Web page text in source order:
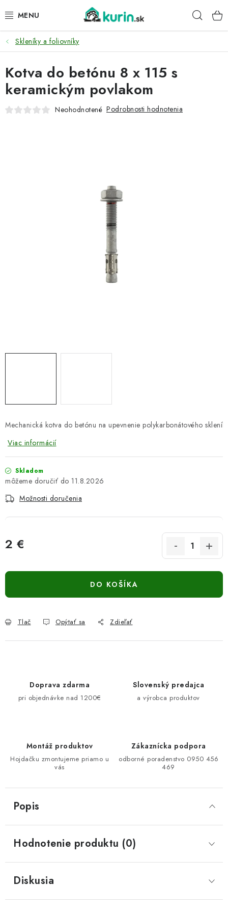
na
PRE HYDINU
PRE PSY
PRE ZAJACE
Doprava
Obchodné podmienky
Skleníky a foliovníky
Viac informácií
Skladom
11.8.2026
Možnosti doručenia
2 €
DO KOŠÍKA
Tlač Opýtať sa Zdieľať
Kotva do betónu 8 x 115 s
keramickým povlakom
Neohodnotené Podrobnosti hodnotenia
Doprava zdarma
pri objednávke nad 1200€
Slovenský predajca
a výrobca produktov
Montáž produktov
Hojdačku zmontujeme priamo u
vás
Zákaznícka podpora
odborné poradenstvo 0950 456
469
Popis
Hodnotenie produktu (0)
Diskusia